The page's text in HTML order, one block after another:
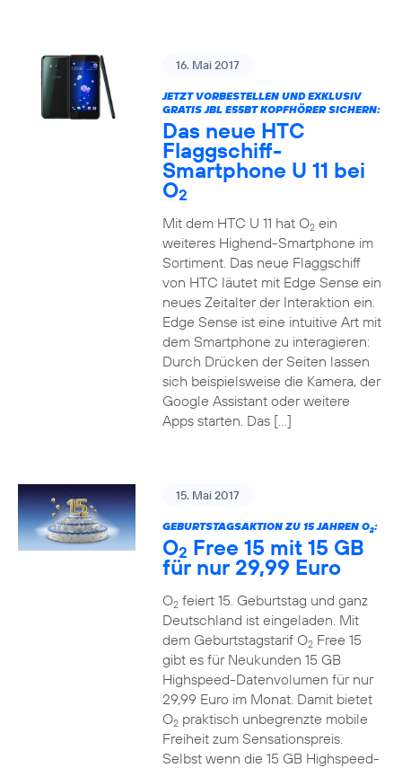
16. Mai 2017
JETZT VORBESTELLEN UND EXKLUSIV
GRATIS JBL E55BT KOPFHÖRER SICHERN:
Das neue HTC
Flaggschiff-
Smartphone U 11 bei
O2
Mit dem HTC U 11 hat O2ein
weiteres Highend-Smartphone im
Sortiment. Das neue Flaggschiff
von HTC läutet mit Edge Sense ein
neues Zeitalter der Interaktion ein.
Edge Sense ist eine intuitive Art mit
dem Smartphone zu interagieren:
Durch Drücken der Seiten lassen
sich beispielsweise die Kamera, der
Google Assistant oder weitere
Apps starten. Das […]
15. Mai 2017
GEBURTSTAGSAKTION ZU 15 JAHREN O2:
O2 Free 15 mit 15 GB
für nur 29,99 Euro
O2feiert 15. Geburtstag und ganz
Deutschland ist eingeladen. Mit
dem Geburtstagstarif O2Free 15
gibt es für Neukunden 15 GB
Highspeed-Datenvolumen für nur
29,99 Euro im Monat. Damit bietet
O2praktisch unbegrenzte mobile
Freiheit zum Sensationspreis.
Selbst wenn die 15 GB Highspeed-